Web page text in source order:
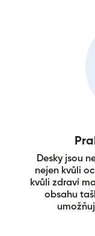
Desky jsou
nejen kvůli
kvůli zdraví
obsahu